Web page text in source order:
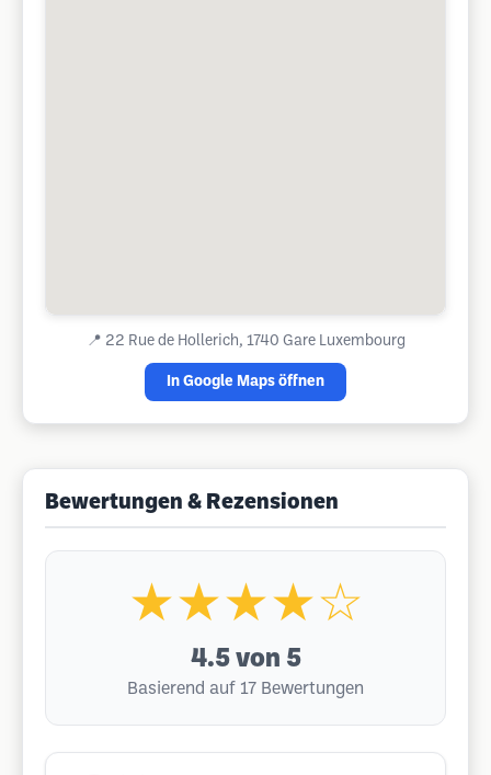
📍 22 Rue de Hollerich, 1740 Gare Luxembourg
In Google Maps öffnen
Bewertungen & Rezensionen
★★★★☆
4.5 von 5
Basierend auf 17 Bewertungen